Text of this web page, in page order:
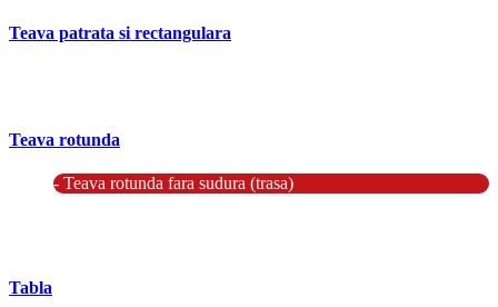
Teava patrata si rectangulara
Teava rotunda
- Teava rotunda fara sudura (trasa)
Tabla